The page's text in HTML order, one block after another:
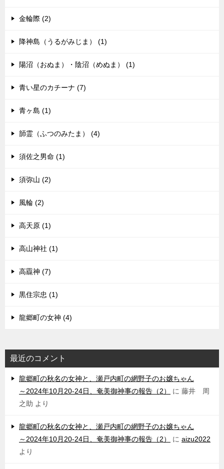
金輪際 (2)
降神島（うるがみじま） (1)
陽沼（おぬま）・陰沼（めぬま） (1)
青い星のカチーナ (7)
青ヶ島 (1)
韴霊（ふつのみたま） (4)
須佐之男命 (1)
須弥山 (2)
風輪 (2)
高天原 (1)
高山神社 (1)
高龗神 (7)
黒住宗忠 (1)
龍郷町の女神 (4)
最近のコメント
龍郷町の秋名の女神と、瀬戸内町の網野子のお嬢ちゃん
～2024年10月20-24日、奄美御神事の報告（2）
に 藤井 周
之助 より
龍郷町の秋名の女神と、瀬戸内町の網野子のお嬢ちゃん
～2024年10月20-24日、奄美御神事の報告（2）
に aizu2022
より